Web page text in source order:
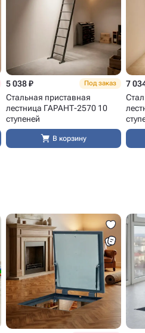
5 038 ₽ Под заказ
Стальная приставная
лестница ГАРАНТ-2570 10
ступеней
В корзину
7